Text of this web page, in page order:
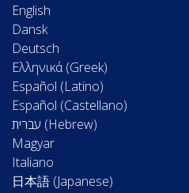
English
Dansk
Deutsch
Ελληνικά (Greek)
Español (Latino)
Español (Castellano)
Magyar
Italiano
日本語 (Japanese)